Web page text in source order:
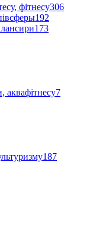
фітнесу306
192
173
аквафітнесу7
187